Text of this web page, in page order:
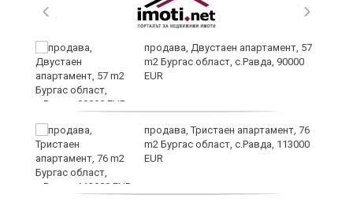
продава, Двустаен апартамент, 57
m2 Бургас област, с.Равда, 90000
EUR
продава, Тристаен апартамент, 76
m2 Бургас област, с.Равда, 113000
EUR